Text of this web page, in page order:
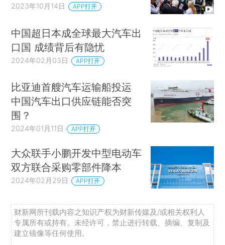
2023年10月14日 APP打开
中国超日本成全球最大汽车出
口国 成绩背后有隐忧
2024年02月03日 APP打开
比亚迪首艘汽车运输船投运
中国汽车出口供应链能否突
围？
2024年01月11日 APP打开
大众联手小鹏开发中型电动车
双方联合采购零部件降本
2024年02月29日 APP打开
财新网所刊载内容之知识产权为财新传媒及/或相关权利人
专属所有或持有。未经许可，禁止进行转载、摘编、复制及
建立镜像等任何使用。